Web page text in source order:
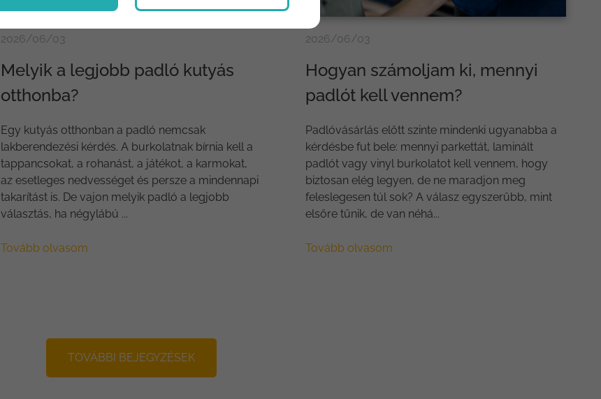
2026/06/03
Melyik a legjobb padló kutyás
otthonba?
Egy kutyás otthonban a padló nemcsak
lakberendezési kérdés. A burkolatnak bírnia kell a
tappancsokat, a rohanást, a játékot, a karmokat,
az esetleges nedvességet és persze a mindennapi
takarítást is. De vajon melyik padló a legjobb
választás, ha négylábú ...
Tovább olvasom
2026/06/03
Hogyan számoljam ki, mennyi
padlót kell vennem?
Padlóvásárlás előtt szinte mindenki ugyanabba a
kérdésbe fut bele: mennyi parkettát, laminált
padlót vagy vinyl burkolatot kell vennem, hogy
biztosan elég legyen, de ne maradjon meg
feleslegesen túl sok? A válasz egyszerűbb, mint
elsőre tűnik, de van néhá...
Tovább olvasom
TOVÁBBI BEJEGYZÉSEK